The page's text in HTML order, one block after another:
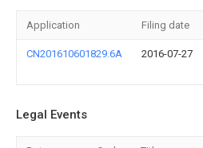
Application Filing date
CN201610601829.6A 2016-07-27
Legal Events